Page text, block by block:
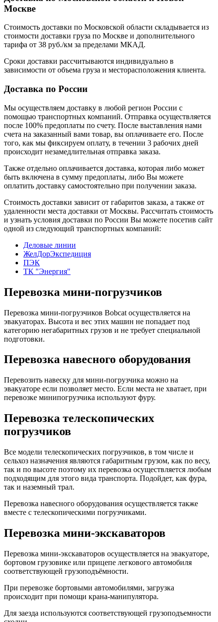
Москве
Стоимость доставки по Московской области складывается из
стоимости доставки груза по Москве и дополнительного
тарифа от 38 руб./км за пределами МКАД.
Сроки доставки рассчитываются индивидуально в
зависимости от объема груза и месторасположения клиента.
Доставка по России
Мы осуществляем доставку в любой регион России с
помощью транспортных компаний. Отправка осуществляется
после 100% предоплаты по счету. После выставления нами
счета на заказанный вами товар, вы оплачиваете его. После
того, как мы фиксируем оплату, в течении 3 рабочих дней
происходит незамедлительная отправка заказа.
Также отдельно оплачивается доставка, которая либо может
быть включена в сумму предоплаты, либо Вы можете
оплатить доставку самостоятельно при получении заказа.
Стоимость доставки зависит от габаритов заказа, а также от
удаленности места доставки от Москвы. Рассчитать стоимость
и узнать условия доставки по России Вы можете посетив сайт
одной из следующий транспортных компаний:
Деловые линии
ЖелДорЭкспедиция
ПЭК
ТК "Энергия"
Перевозка мини-погрузчиков
Перевозка мини-погрузчиков Bobcat осуществляется на
эвакуаторах. Высота и вес этих машин не попадает под
категорию негабаритных грузов и не требует специальной
подготовки.
Перевозка навесного оборудования
Перевозить навеску для мини-погрузчика можно на
эвакуаторе если позволяет место. Если места не хватает, при
перевозке минипогрузчика используют фуру.
Перевозка телескопических
погрузчиков
Все модели телескопических погрузчиков, в том числе и
сельхоз назначения являются габаритным грузом, как по весу,
так и по высоте поэтому их перевозка осуществляется любым
подходящим для этого вида транспорта. Подойдет, как фура,
так и наземный трал.
Перевозка навесного оборудования осуществляется также
вместе с телескопическими погрузчиками.
Перевозка мини-экскаваторов
Перевозка мини-экскаваторов осуществляется на эвакуаторе,
бортовом грузовике или прицепе легкового автомобиля
соответствующей грузоподъёмности.
При перевозке бортовыми автомобилями, загрузка
происходит при помощи крана-манипулятора.
Для заезда используются соответствующей грузоподъемности